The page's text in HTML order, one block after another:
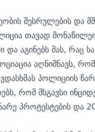
შესრულების და
თავად
აგინებს მას, რაც
აღნიშნავს,
პოლიციის
რომ მსგავსი
პროტესტების და